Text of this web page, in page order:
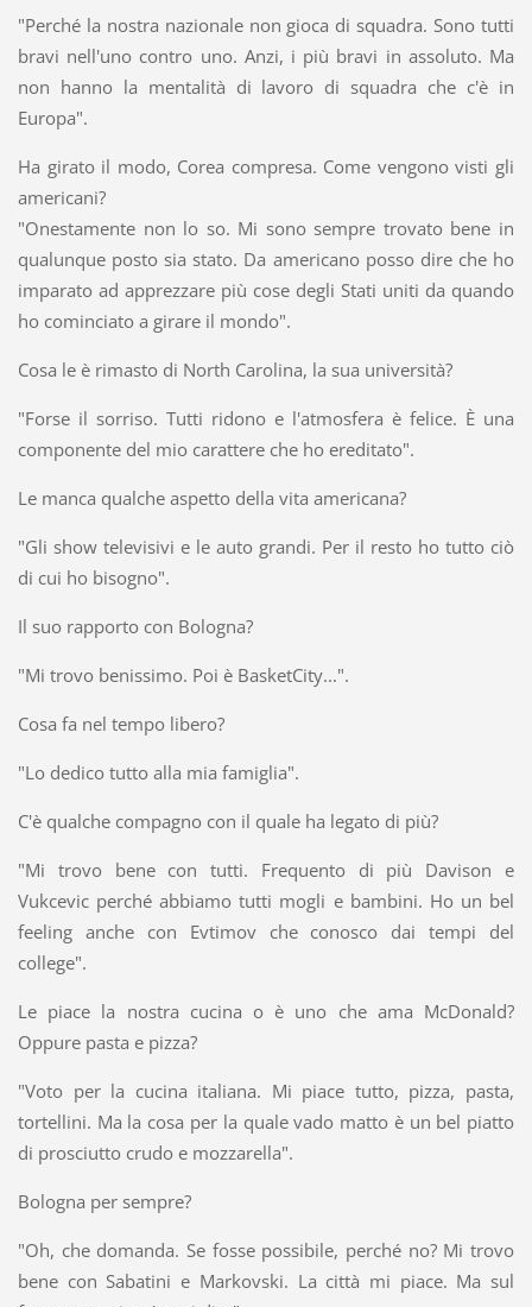
"Perché la nostra nazionale non gioca di squadra. Sono tutti
bravi nell'uno contro uno. Anzi, i più bravi in assoluto. Ma
non hanno la mentalità di lavoro di squadra che c'è in
Europa".
Ha girato il modo, Corea compresa. Come vengono visti gli
americani?
"Onestamente non lo so. Mi sono sempre trovato bene in
qualunque posto sia stato. Da americano posso dire che ho
imparato ad apprezzare più cose degli Stati uniti da quando
ho cominciato a girare il mondo".
Cosa le è rimasto di North Carolina, la sua università?
"Forse il sorriso. Tutti ridono e l'atmosfera è felice. È una
componente del mio carattere che ho ereditato".
Le manca qualche aspetto della vita americana?
"Gli show televisivi e le auto grandi. Per il resto ho tutto ciò
di cui ho bisogno".
Il suo rapporto con Bologna?
"Mi trovo benissimo. Poi è BasketCity...".
Cosa fa nel tempo libero?
"Lo dedico tutto alla mia famiglia".
C'è qualche compagno con il quale ha legato di più?
"Mi trovo bene con tutti. Frequento di più Davison e
Vukcevic perché abbiamo tutti mogli e bambini. Ho un bel
feeling anche con Evtimov che conosco dai tempi del
college".
Le piace la nostra cucina o è uno che ama McDonald?
Oppure pasta e pizza?
"Voto per la cucina italiana. Mi piace tutto, pizza, pasta,
tortellini. Ma la cosa per la quale vado matto è un bel piatto
di prosciutto crudo e mozzarella".
Bologna per sempre?
"Oh, che domanda. Se fosse possibile, perché no? Mi trovo
bene con Sabatini e Markovski. La città mi piace. Ma sul